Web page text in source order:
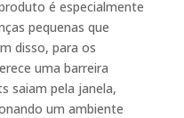
é especialmente
pequenas que
disso, para os
uma barreira
saiam pela janela,
um ambiente